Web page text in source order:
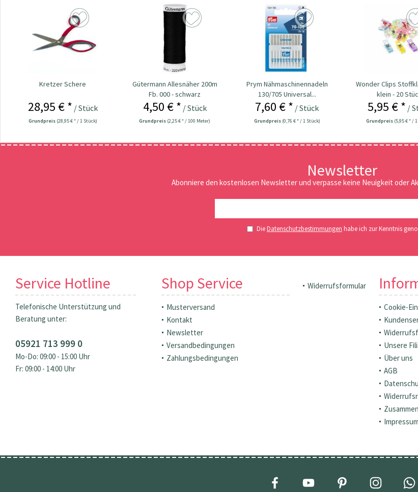
Kretzer Schere
28,95 € * / Stück
Grundpreis (28,95 € * / 1 Stück)
Gütermann Allesnäher 200m
Fb. 000 - schwarz
4,50 € * / Stück
Grundpreis (2,25 € * / 100 Meter)
Prym Nähmaschinennadeln
130/705 Universal...
7,60 € * / Stück
Grundpreis (0,76 € * / 1 Stück)
Wonder Clips
klein - 20
5,95 € * /
Grundpreis (5,95 € * /
Newsletter
Abonniere den kostenlosen Newsletter und verpasse keine Neuigkeit oder
DieDatenschutzbestimmungen habe ich zur Kenntnis
Service Hotline
Telefonische Unterstützung und
Beratung unter:
05921 713 999 0
Mo-Do: 09:00 - 15:00 Uhr
Fr: 09:00 - 14:00 Uhr
Shop Service
Musterversand
Kontakt
Newsletter
Versandbedingungen
Zahlungsbedingungen
Widerrufsformular
Cookie-
Unsere
Über uns
AGB
Impressum